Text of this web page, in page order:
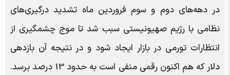
در دهه‌های دوم و سوم فروردین ماه تشدید درگیری‌های
نظامی با رژیم صهیونیستی سبب شد تا موج چشمگیری از
انتظارات تورمی در بازار ایجاد شود و در نتیجه آن بازدهی
دلار که هم اکنون رقمی منفی است به حدود 13 درصد برسد.